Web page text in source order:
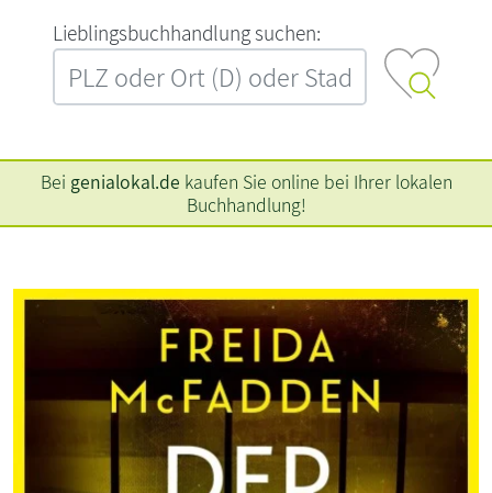
L‍i‍e‍b‍l‍i‍n‍g‍s‍b‍u‍c‍h‍h‍a‍n‍d‍l‍u‍n‍g‍ ‍s‍u‍c‍h‍e‍n‍:‍
Bei genialokal.de kaufen Sie online bei Ihrer lokalen
Buchhandlung!